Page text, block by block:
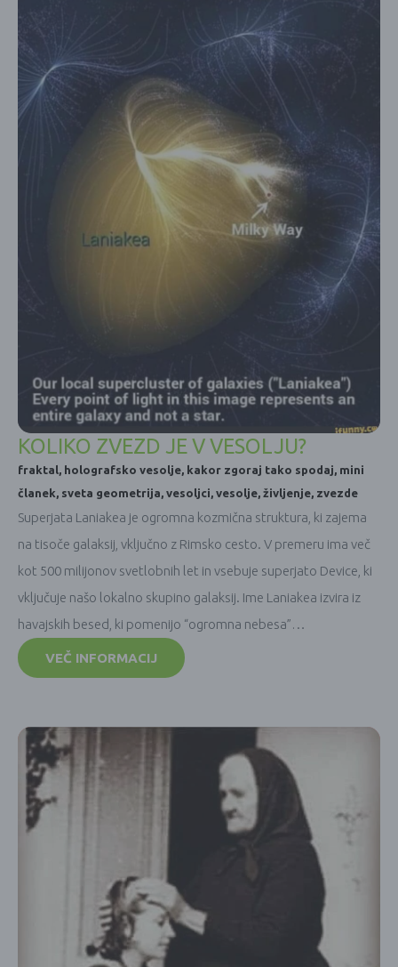
KOLIKO ZVEZD JE V VESOLJU?
fraktal, holografsko vesolje, kakor zgoraj tako spodaj, mini
članek, sveta geometrija, vesoljci, vesolje, življenje, zvezde
Superjata Laniakea je ogromna kozmična struktura, ki zajema
na tisoče galaksij, vključno z Rimsko cesto. V premeru ima več
kot 500 milijonov svetlobnih let in vsebuje superjato Device, ki
vključuje našo lokalno skupino galaksij. Ime Laniakea izvira iz
havajskih besed, ki pomenijo “ogromna nebesa”…
VEČ INFORMACIJ